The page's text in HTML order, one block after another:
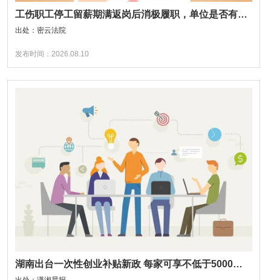
工伤职工停工留薪期满返岗后消极履职，单位是否有权解除劳动合同？
出处：密云法院
发布时间：2026.08.10
湖南出台一次性创业补贴新政 每家可享不低于5000元补贴